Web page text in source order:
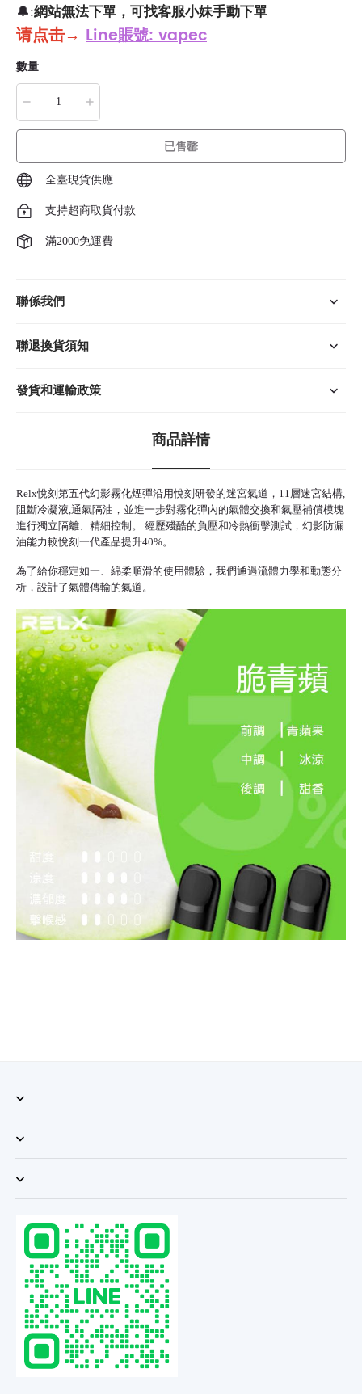
🔔:網站無法下單，可找客服小妹手動下單
请点击→ Line賬號: vapec
數量
已售罄
全臺現貨供應
支持超商取貨付款
滿2000免運費
聯係我們
聯退換貨須知
發貨和運輸政策
商品詳情
Relx悅刻 第五代幻影霧化煙彈沿用悅刻研發的迷宮氣道，11層迷宮結構,
阻斷冷凝液,通氣隔油，並進一步對霧化彈內的氣體交換和氣壓補償模塊
進行獨立隔離、精細控制。 經歷殘酷的負壓和冷熱衝擊測試，幻影防漏
油能力較悅刻 一代產品提升40%。
為了給你穩定如一、綿柔順滑的使用體驗，我們通過流體力學和動態分
析，設計了氣體傳輸的氣道。